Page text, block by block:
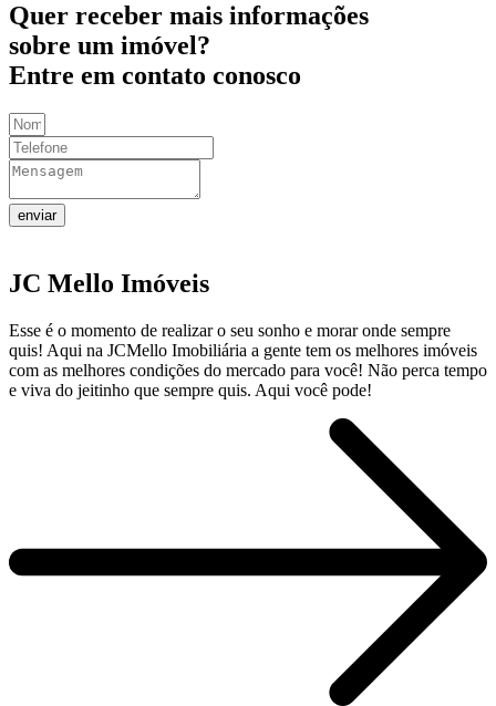
Quer receber mais informações
sobre um imóvel?
Entre em contato conosco
enviar
JC Mello Imóveis
Esse é o momento de realizar o seu sonho e morar onde sempre
quis! Aqui na JCMello Imobiliária a gente tem os melhores imóveis
com as melhores condições do mercado para você! Não perca tempo
e viva do jeitinho que sempre quis. Aqui você pode!